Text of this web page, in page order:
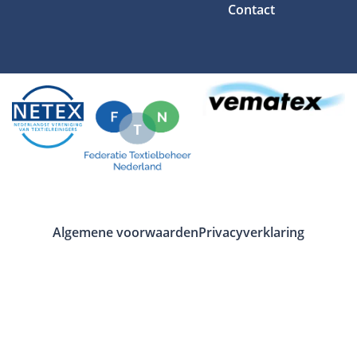
Contact
Algemene voorwaardenPrivacyverklaring